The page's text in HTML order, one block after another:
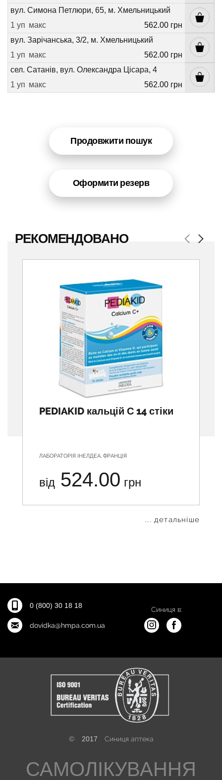
вул. Симона Петлюри, 65, м. Хмельницький
1 уп макс
562.00 грн
вул. Зарічанська, 3/2, м. Хмельницький
1 уп макс
562.00 грн
сел. Сатанів, вул. Олександра Цісара, 4
1 уп макс 562.00 грн
Продовжити пошук
Оформити резерв
РЕКОМЕНДОВАНО Previous
PEDIAKID кальцій С 14 стіки
ЛАБОРАТОРІЯ ІНЕЛДЕА, ФРАНЦІЯ
від 524.00 грн
... детальніше
Next
0 (800) 30 18 18
dovidka@hmpa.com.ua
Синиця в:
© 2017 Синиця аптека
САМОЛІКУВАННЯ